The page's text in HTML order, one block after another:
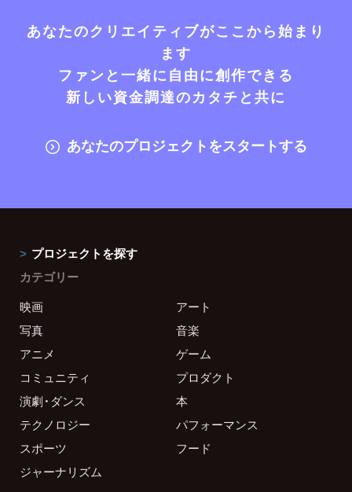
あなたのクリエイティブがここから始まり
ます
ファンと一緒に自由に創作できる
新しい資金調達のカタチと共に
あなたのプロジェクトをスタートする
プロジェクトを探す
カテゴリー
映画
アート
写真
音楽
アニメ
ゲーム
コミュニティ
プロダクト
演劇・ダンス
本
テクノロジー
パフォーマンス
スポーツ
フード
ジャーナリズム